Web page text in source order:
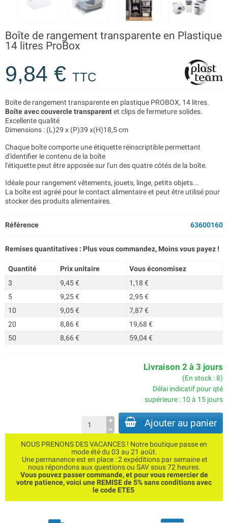
Boîte de rangement transparente en Plastique
14 litres ProBox
9,84 € TTC
Boîte de rangement transparente en plastique PROBOX, 14 litres.
Boîte avec couvercle transparentet clips de fermeture solides.
Excellente qualité
Dimensions : (L)29 x (P)39 x(H)18,5 cm
Chaque boîte comporte une étiquette réinscriptible permettant
d'identifier le contenu de la boîte
l'étiquette peut être apposée sur l'un des quatre côtés de la boîte.
Idéale pour rangement vêtements, jouets, linge, petits objets...
La boîte est agréé pour le contact alimentaire et peut être utilisé pour
stocker des produits alimentaires.
Référence 63600160
Remises quantitatives : Plus vous commandez, Moins vous payez !
Quantité Prix unitaire
Vous économisez
3
9,45 €
1,18 €
5
9,25 €
2,95 €
10
9,05 €
7,87 €
20
8,86 €
19,68 €
50
8,66 € 59,04 €
Livraison 2 à 3 jours
(En stock : 8)
Délai indicatif pour qté
supérieure : 10 à 15 jours
Ajouter au panier
NOUS PRENONS DES VACANCES ! Notre boutique passe en
mode été du 03 au 21 août.
Une permanence est en place : 2 expéditions par semaine et
nous répondons aux questions ou SAV sous 72 heures.
Vous pouvez passer commande, et pour vous remercier de
votre patience, voici une REMISE de 5% sans conditions avec
le code ETE5